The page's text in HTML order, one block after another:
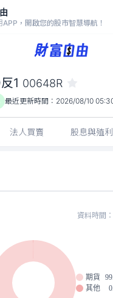
APP，開啟您的股市智慧導航！
3.89
-0.51%
1 00648R
最近更新時間： 2026/08/10
法人買賣 股息與殖
資料時間
期貨
其他